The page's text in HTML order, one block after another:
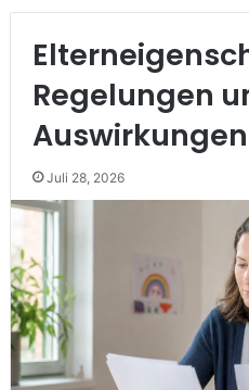
Regelungen
Auswirkungen
Juli 28, 2026